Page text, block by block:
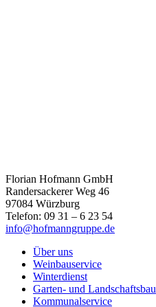
Florian Hofmann GmbH
Randersackerer Weg 46
97084 Würzburg
Telefon: 09 31 – 6 23 54
info@hofmanngruppe.de
Über uns
Weinbauservice
Winterdienst
Garten- und Landschaftsbau
Kommunalservice